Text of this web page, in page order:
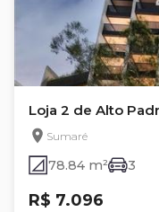
Loja 2 de Alto
Sumaré
78.84 m² 3
R$ 7.096